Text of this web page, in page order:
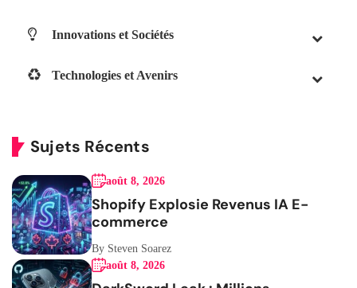
Innovations et Sociétés
Technologies et Avenirs
Sujets Récents
août 8, 2026
Shopify Explosie Revenus IA E-
commerce
By Steven Soarez
août 8, 2026